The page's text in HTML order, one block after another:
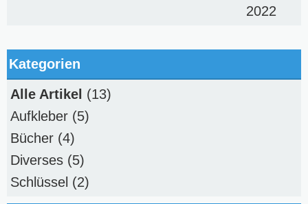
2022
Kategorien
Alle Artikel (13)
Aufkleber (5)
Bücher (4)
Diverses (5)
Schlüssel (2)